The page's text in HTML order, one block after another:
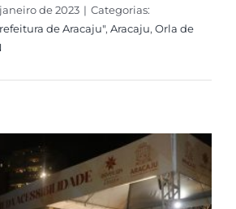
de 2023 | Categorias:
de Aracaju", Aracaju, Orla de